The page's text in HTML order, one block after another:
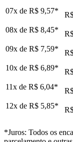
07x de R$ 9,57*
08x de R$ 8,45*
09x de R$ 7,59*
10x de R$ 6,89*
11x de R$ 6,04*
12x de R$ 5,85*
*Juros: Todos os